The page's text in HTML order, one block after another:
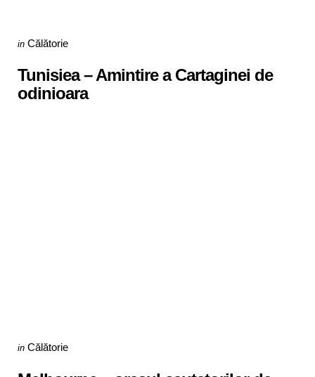
Categories
Posted
in Călătorie
Tunisiea – Amintire a Cartaginei de
odinioara
Categories
Posted
in Călătorie